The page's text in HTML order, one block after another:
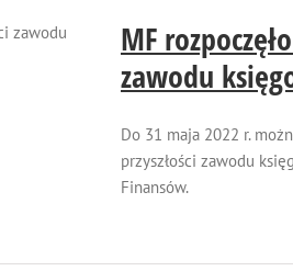
MF
zawodu
Do 31 maja 2022 r.
przyszłości zawodu
Finansów.